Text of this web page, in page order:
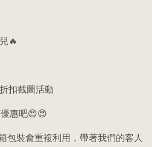
🔥
扣截圖活動
惠吧😍😍
包裝會重複利用，帶著我們的客人